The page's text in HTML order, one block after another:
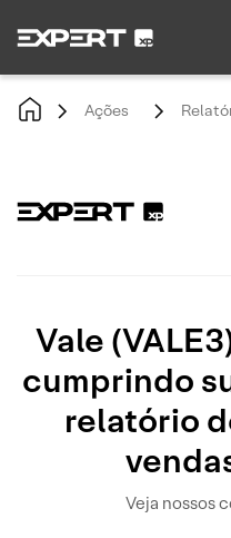
Ações
Vale
cumprindo
relatório
Veja nossos